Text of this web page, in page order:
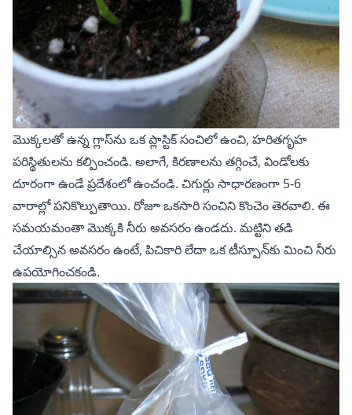
మొక్కలతో ఉన్న గ్లాస్‌ను ఒక ప్లాస్టిక్ సంచిలో ఉంచి, హరితగృహ
పరిస్థితులను కల్పించండి. అలాగే, కిరణాలను తగ్గించే, విండోలకు
దూరంగా ఉండే ప్రదేశంలో ఉంచండి. చిగుర్లు సాధారణంగా 5-6
వారాల్లో పనికొల్పుతాయి. రోజూ ఒకసారి సంచిని కొంచెం తెరవాలి. ఈ
సమయమంతా మొక్కకి నీరు అవసరం ఉండదు. మట్టిని తడి
చేయాల్సిన అవసరం ఉంటే, పిచికారి లేదా ఒక టీస్పూన్‌కు మించి నీరు
ఉపయోగించకండి.